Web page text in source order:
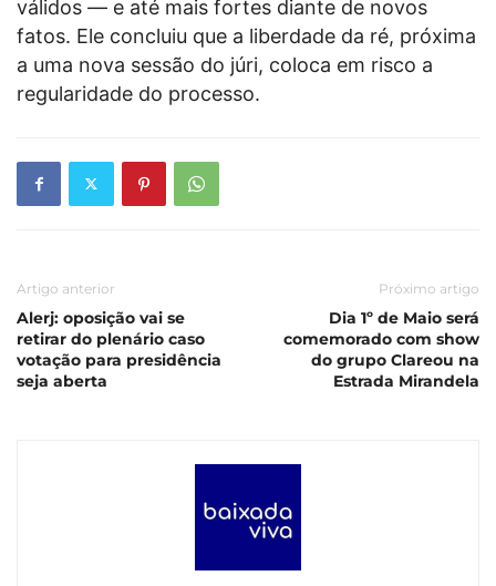
válidos — e até mais fortes diante de novos
fatos. Ele concluiu que a liberdade da ré, próxima
a uma nova sessão do júri, coloca em risco a
regularidade do processo.
Artigo anterior
Alerj: oposição vai se
retirar do plenário caso
votação para presidência
seja aberta
Próximo artigo
Dia 1º de Maio será
comemorado com show
do grupo Clareou na
Estrada Mirandela